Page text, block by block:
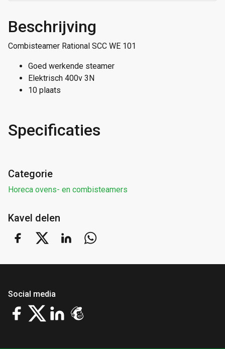
Beschrijving
Combisteamer Rational SCC WE 101
Goed werkende steamer
Elektrisch 400v 3N
10 plaats
Specificaties
Categorie
Horeca ovens- en combisteamers
Kavel delen
Social media